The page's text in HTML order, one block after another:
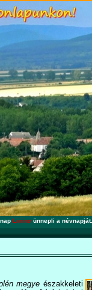
Lörinc ünnepli a névnapját.
megye északkeleti